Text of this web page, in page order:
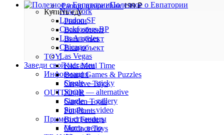
New York
London SF
Cockfosters BP
Los Angeles
Chicago
Las Vegas
Заведи свой магазин
Информация
Single — sticky
Single — alternative
Single — gallery
Single — video
Пример страницы
Мото, вело
Panton tunior chair199₽
Полезное о Евпатории
Купить еду
Рынки
Ваш объект
Ваш объект
Ваш объект
TOY
Kids Meal Time
Board Games & Puzzles
Creative Toys
OUTDOOR
Garden Tools
Pot Plants
Bird Feeders
Outdoor Toys